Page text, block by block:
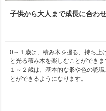
子供から大人まで成長に合わ
0～１歳は、積み木を握る、持ち上
と光る積み木を楽しむことができま
１～２歳は、基本的な形や色の認
とができるようになります。